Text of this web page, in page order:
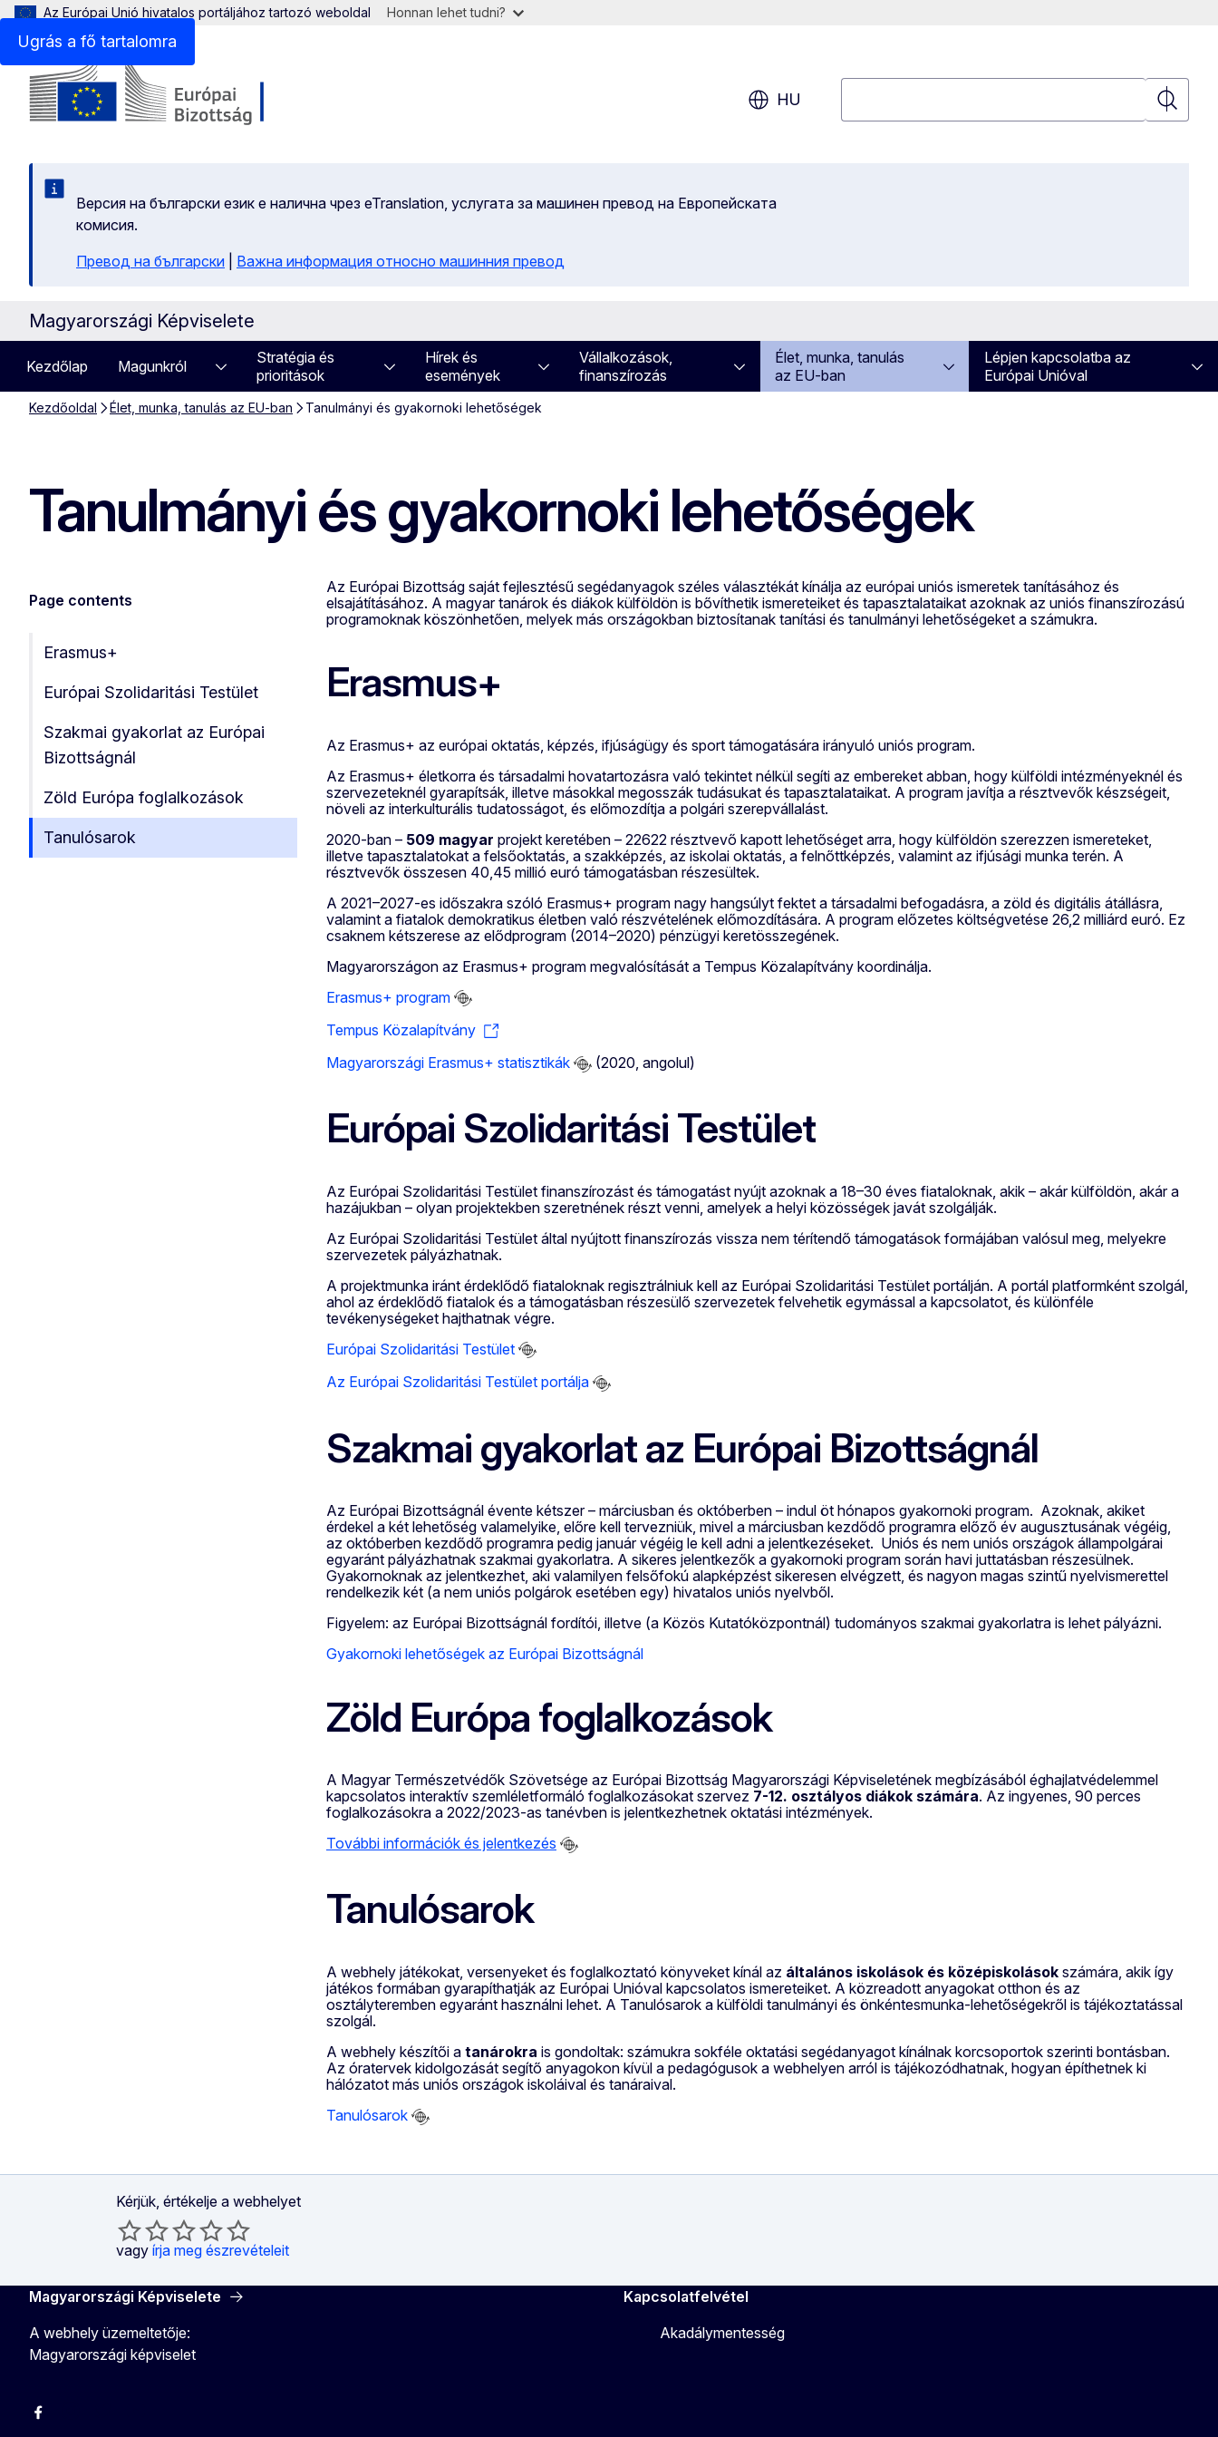
Ugrás a fő tartalomra
Az Európai Unió hivatalos portáljához tartozó weboldal Honnan lehet tudni?
HU
Keresés
Версия на български език е налична чрез eTranslation, услугата за машинен превод на Европейската
комисия.
Превод на български
Важна информация относно машинния превод
Magyarországi Képviselete
Kezdőlap Magunkról
Stratégia és
prioritások
Hírek és
események
Vállalkozások,
finanszírozás
Élet, munka, tanulás
az EU-ban
Lépjen kapcsolatba az
Európai Unióval
Kezdőoldal Élet, munka, tanulás az EU-ban Tanulmányi és gyakornoki lehetőségek
Tanulmányi és gyakornoki lehetőségek
Page contents
Erasmus+
Európai Szolidaritási Testület
Szakmai gyakorlat az Európai
Bizottságnál
Zöld Európa foglalkozások
Tanulósarok
Az Európai Bizottság saját fejlesztésű segédanyagok széles választékát kínálja az európai uniós ismeretek tanításához és
elsajátításához. A magyar tanárok és diákok külföldön is bővíthetik ismereteiket és tapasztalataikat azoknak az uniós finanszírozású
programoknak köszönhetően, melyek más országokban biztosítanak tanítási és tanulmányi lehetőségeket a számukra.
Erasmus+
Az Erasmus+ az európai oktatás, képzés, ifjúságügy és sport támogatására irányuló uniós program.
Az Erasmus+ életkorra és társadalmi hovatartozásra való tekintet nélkül segíti az embereket abban, hogy külföldi intézményeknél és
szervezeteknél gyarapítsák, illetve másokkal megosszák tudásukat és tapasztalataikat. A program javítja a résztvevők készségeit,
növeli az interkulturális tudatosságot, és előmozdítja a polgári szerepvállalást.
2020-ban – 509 magyar projekt keretében – 22622 résztvevő kapott lehetőséget arra, hogy külföldön szerezzen ismereteket,
illetve tapasztalatokat a felsőoktatás, a szakképzés, az iskolai oktatás, a felnőttképzés, valamint az ifjúsági munka terén. A
résztvevők összesen 40,45 millió euró támogatásban részesültek.
A 2021–2027-es időszakra szóló Erasmus+ program nagy hangsúlyt fektet a társadalmi befogadásra, a zöld és digitális átállásra,
valamint a fiatalok demokratikus életben való részvételének előmozdítására. A program előzetes költségvetése 26,2 milliárd euró. Ez
csaknem kétszerese az elődprogram (2014–2020) pénzügyi keretösszegének.
Magyarországon az Erasmus+ program megvalósítását a Tempus Közalapítvány koordinálja.
Erasmus+ program
Tempus Közalapítvány
Magyarországi Erasmus+ statisztikák
(2020, angolul)
Európai Szolidaritási Testület
Az Európai Szolidaritási Testület finanszírozást és támogatást nyújt azoknak a 18–30 éves fiataloknak, akik – akár külföldön, akár a
hazájukban – olyan projektekben szeretnének részt venni, amelyek a helyi közösségek javát szolgálják.
Az Európai Szolidaritási Testület által nyújtott finanszírozás vissza nem térítendő támogatások formájában valósul meg, melyekre
szervezetek pályázhatnak.
A projektmunka iránt érdeklődő fiataloknak regisztrálniuk kell az Európai Szolidaritási Testület portálján. A portál platformként szolgál,
ahol az érdeklődő fiatalok és a támogatásban részesülő szervezetek felvehetik egymással a kapcsolatot, és különféle
tevékenységeket hajthatnak végre.
Európai Szolidaritási Testület
Az Európai Szolidaritási Testület portálja
Szakmai gyakorlat az Európai Bizottságnál
Az Európai Bizottságnál évente kétszer – márciusban és októberben – indul öt hónapos gyakornoki program. Azoknak, akiket
érdekel a két lehetőség valamelyike, előre kell tervezniük, mivel a márciusban kezdődő programra előző év augusztusának végéig,
az októberben kezdődő programra pedig január végéig le kell adni a jelentkezéseket. Uniós és nem uniós országok állampolgárai
egyaránt pályázhatnak szakmai gyakorlatra. A sikeres jelentkezők a gyakornoki program során havi juttatásban részesülnek.
Gyakornoknak az jelentkezhet, aki valamilyen felsőfokú alapképzést sikeresen elvégzett, és nagyon magas szintű nyelvismerettel
rendelkezik két (a nem uniós polgárok esetében egy) hivatalos uniós nyelvből.
Figyelem: az Európai Bizottságnál fordítói, illetve (a Közös Kutatóközpontnál) tudományos szakmai gyakorlatra is lehet pályázni.
Gyakornoki lehetőségek az Európai Bizottságnál
Zöld Európa foglalkozások
A Magyar Természetvédők Szövetsége az Európai Bizottság Magyarországi Képviseletének megbízásából éghajlatvédelemmel
kapcsolatos interaktív szemléletformáló foglalkozásokat szervez 7-12. osztályos diákok számára. Az ingyenes, 90 perces
foglalkozásokra a 2022/2023-as tanévben is jelentkezhetnek oktatási intézmények.
További információk és jelentkezés
Tanulósarok
A webhely játékokat, versenyeket és foglalkoztató könyveket kínál az általános iskolások és középiskolások számára, akik így
játékos formában gyarapíthatják az Európai Unióval kapcsolatos ismereteiket. A közreadott anyagokat otthon és az
osztályteremben egyaránt használni lehet. A Tanulósarok a külföldi tanulmányi és önkéntesmunka-lehetőségekről is tájékoztatással
szolgál.
A webhely készítői a tanárokra is gondoltak: számukra sokféle oktatási segédanyagot kínálnak korcsoportok szerinti bontásban.
Az óratervek kidolgozását segítő anyagokon kívül a pedagógusok a webhelyen arról is tájékozódhatnak, hogyan építhetnek ki
hálózatot más uniós országok iskoláival és tanáraival.
Tanulósarok
Kérjük, értékelje a webhelyet
vagy írja meg észrevételeit
Magyarországi Képviselete
A webhely üzemeltetője:
Magyarországi képviselet
Facebook
Kapcsolatfelvétel
Akadálymentesség